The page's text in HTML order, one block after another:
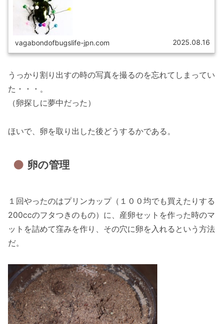
vagabondofbugslife-jpn.com 2025.08.16
うっかり割り出すの時の写真を撮るのを忘れてしまってい
た・・・。
（卵探しに夢中だった）
ほいで、卵を取り出した後どうするかである。
卵の管理
１回やったのはプリンカップ（１００均でも買えたりする
200ccのフタつきのもの）に、産卵セットを作った時のマ
ットを詰めて窪みを作り、その穴に卵を入れるという方法
だ。